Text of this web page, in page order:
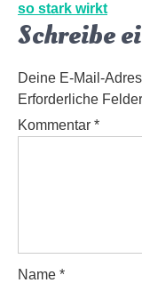
so stark wirkt
Schreibe
Deine E-Mail-
Erforderliche
Kommentar *
Name *